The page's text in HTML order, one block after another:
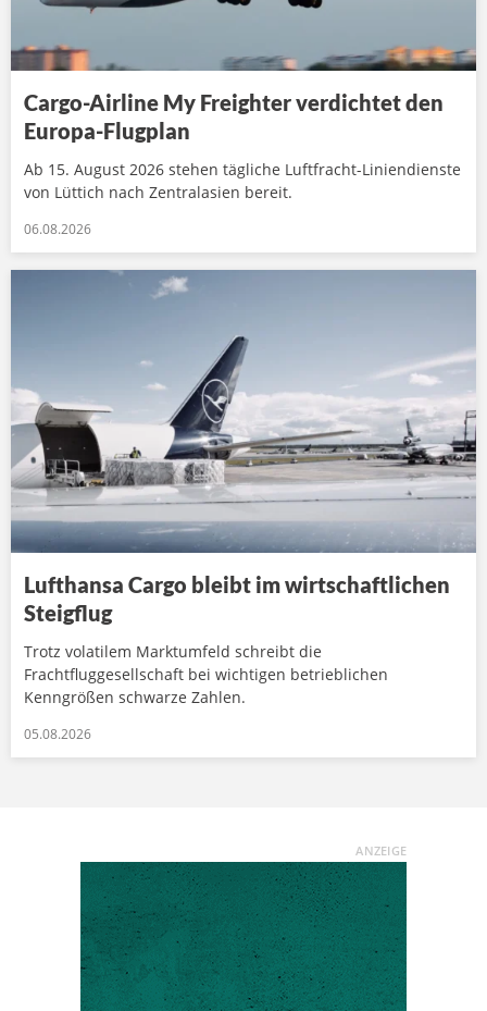
Cargo-Airline My Freighter verdichtet den
Europa-Flugplan
Ab 15. August 2026 stehen tägliche Luftfracht-Liniendienste
von Lüttich nach Zentralasien bereit.
06.08.2026
Lufthansa Cargo bleibt im wirtschaftlichen
Steigflug
Trotz volatilem Marktumfeld schreibt die
Frachtfluggesellschaft bei wichtigen betrieblichen
Kenngrößen schwarze Zahlen.
05.08.2026
ANZEIGE